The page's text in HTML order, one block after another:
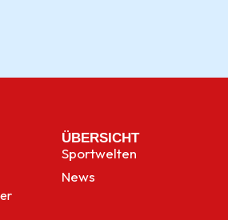
ÜBERSICHT
Sportwelten
News